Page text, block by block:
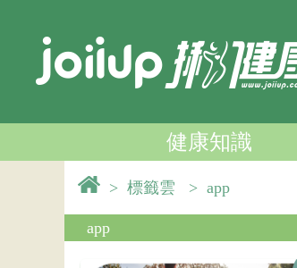
健康知識
> 標籤雲 > app
app